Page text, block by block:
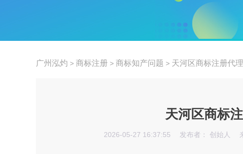
广州泓灼 > 商标注册 > 商标知产问题 > 天河区商标注册代
天河区商标
2026-05-27 16:37:55 发布者： 创始人